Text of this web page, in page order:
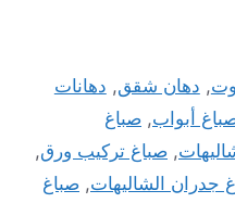
, دهان شقق, دهانات
أبواب, صباغ
, صباغ تركيب ورق,
جدران الشاليهات, صباغ